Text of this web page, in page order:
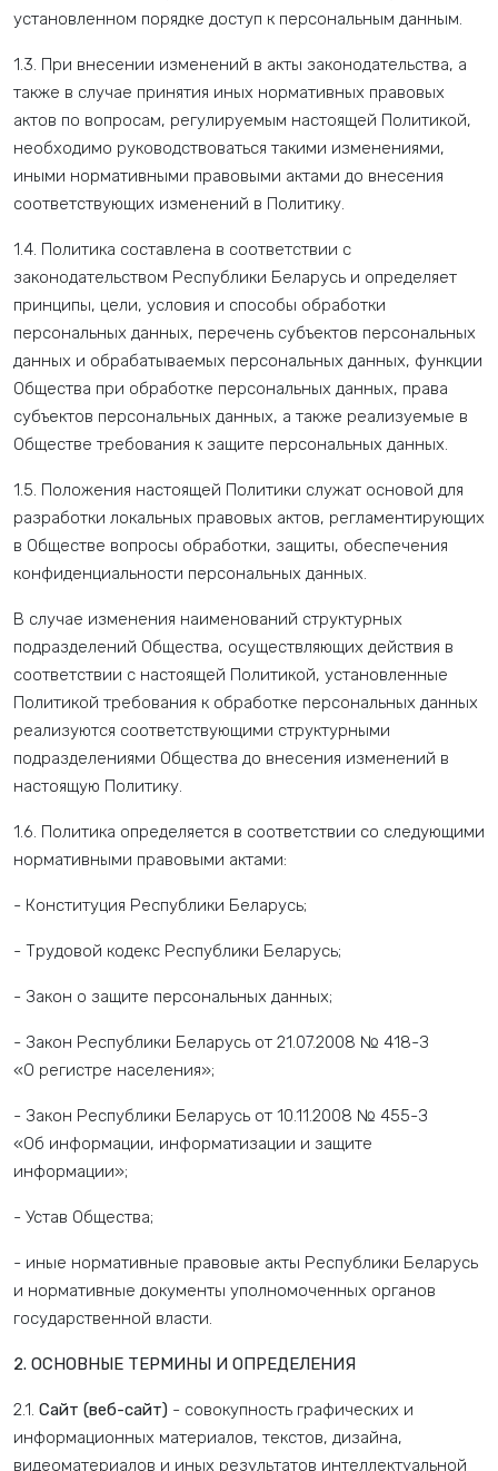
установленном порядке доступ к персональным данным.
1.3. При внесении изменений в акты законодательства, а
также в случае принятия иных нормативных правовых
актов по вопросам, регулируемым настоящей Политикой,
необходимо руководствоваться такими изменениями,
иными нормативными правовыми актами до внесения
соответствующих изменений в Политику.
1.4. Политика составлена в соответствии с
законодательством Республики Беларусь и определяет
принципы, цели, условия и способы обработки
персональных данных, перечень субъектов персональных
данных и обрабатываемых персональных данных, функции
Общества при обработке персональных данных, права
субъектов персональных данных, а также реализуемые в
Обществе требования к защите персональных данных.
1.5. Положения настоящей Политики служат основой для
разработки локальных правовых актов, регламентирующих
в Обществе вопросы обработки, защиты, обеспечения
конфиденциальности персональных данных.
В случае изменения наименований структурных
подразделений Общества, осуществляющих действия в
соответствии с настоящей Политикой, установленные
Политикой требования к обработке персональных данных
реализуются соответствующими структурными
подразделениями Общества до внесения изменений в
настоящую Политику.
1.6. Политика определяется в соответствии со следующими
нормативными правовыми актами:
- Конституция Республики Беларусь;
- Трудовой кодекс Республики Беларусь;
- Закон о защите персональных данных;
- Закон Республики Беларусь от 21.07.2008 № 418-З
«О регистре населения»;
- Закон Республики Беларусь от 10.11.2008 № 455-З
«Об информации, информатизации и защите
информации»;
- Устав Общества;
- иные нормативные правовые акты Республики Беларусь
и нормативные документы уполномоченных органов
государственной власти.
2. ОСНОВНЫЕ ТЕРМИНЫ И ОПРЕДЕЛЕНИЯ
2.1. Сайт (веб-сайт) - совокупность графических и
информационных материалов, текстов, дизайна,
видеоматериалов и иных результатов интеллектуальной